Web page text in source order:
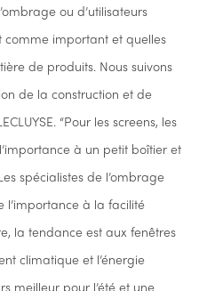
ou d’utilisateurs
comme important et quelles
de produits. Nous suivons
de la construction et de
“Pour les screens, les
à un petit boîtier et
spécialistes de l’ombrage
à la facilité
la tendance est aux fenêtres
climatique et l’énergie
meilleur pour l’été et une